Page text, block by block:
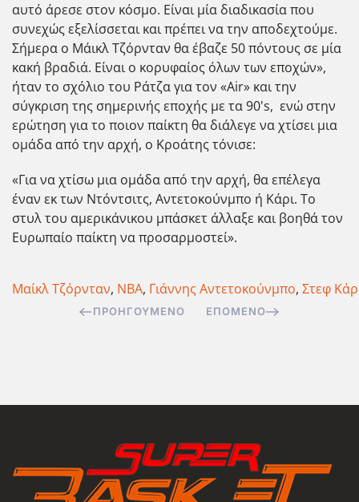
αυτό άρεσε στον κόσμο. Είναι μία διαδικασία που
συνεχώς εξελίσσεται και πρέπει να την αποδεχτούμε.
Σήμερα ο Μάικλ Τζόρνταν θα έβαζε 50 πόντους σε μία
κακή βραδιά. Είναι ο κορυφαίος όλων των εποχών»,
ήταν το σχόλιο του Ράτζα για τον «Air» και την
σύγκριση της σημερινής εποχής με τα 90's, ενώ στην
ερώτηση για το ποιον παίκτη θα διάλεγε να χτίσει μια
ομάδα από την αρχή, ο Κροάτης τόνισε:
«Για να χτίσω μια ομάδα από την αρχή, θα επέλεγα
έναν εκ των Ντόντσιτς, Αντετοκούνμπο ή Κάρι. Το
στυλ του αμερικάνικου μπάσκετ άλλαξε και βοηθά τον
Ευρωπαίο παίκτη να προσαρμοστεί».
Μαίκλ Τζόρνταν, ΝΒΑ, Γιάννης Αντετοκούνμπο, Στεφ
ΠΡΟΗΓΟΎΜΕΝΟ ΕΠΌΜΕΝΟ